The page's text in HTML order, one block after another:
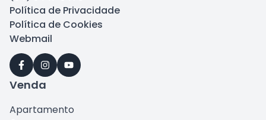
Política de Privacidade
Política de Cookies
Webmail
Venda
Apartamento